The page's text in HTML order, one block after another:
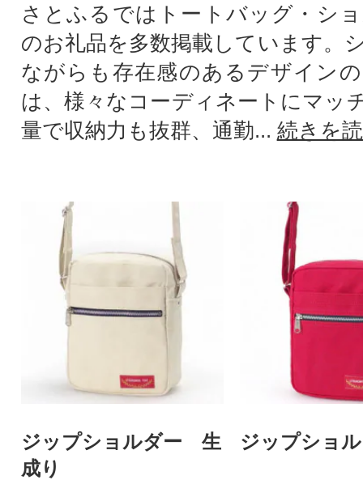
さとふるではトートバッグ・シ
のお礼品を多数掲載しています。
ながらも存在感のあるデザイン
は、様々なコーディネートにマッ
量で収納力も抜群、通勤... 続きを
ジップショルダー 生
成り
ジップショ